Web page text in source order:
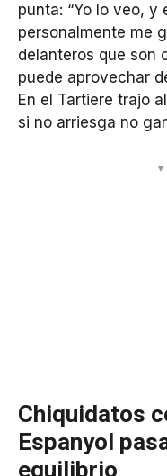
punta: “Yo lo veo, y
personalmente me
delanteros que son
puede aprovechar
En el Tartiere trajo
si no arriesga no
▼
Chiquidatos
Espanyol
equilibrio